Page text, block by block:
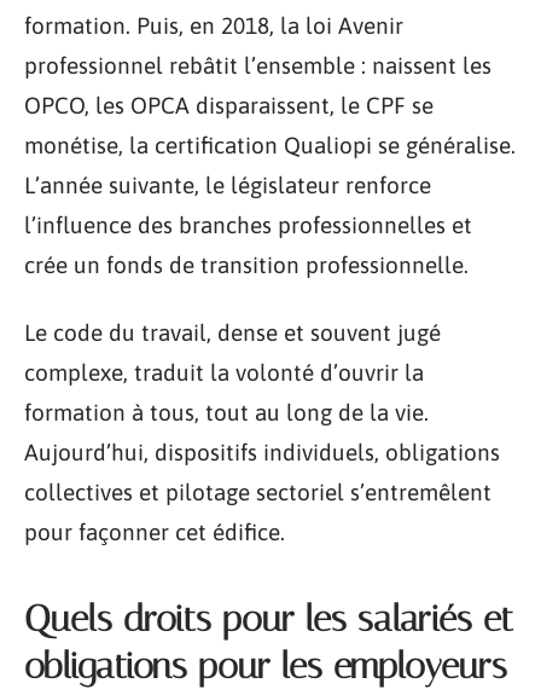
formation. Puis, en 2018, la loi Avenir
professionnel rebâtit l’ensemble : naissent les
OPCO, les OPCA disparaissent, le CPF se
monétise, la certification Qualiopi se généralise.
L’année suivante, le législateur renforce
l’influence des branches professionnelles et
crée un fonds de transition professionnelle.
Le code du travail, dense et souvent jugé
complexe, traduit la volonté d’ouvrir la
formation à tous, tout au long de la vie.
Aujourd’hui, dispositifs individuels, obligations
collectives et pilotage sectoriel s’entremêlent
pour façonner cet édifice.
Quels droits pour les salariés et
obligations pour les employeurs